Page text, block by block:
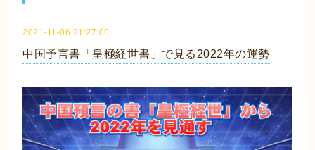
2021-11-06 21:27:00
中国予言書「皇極経世書」で見る2022年の運勢